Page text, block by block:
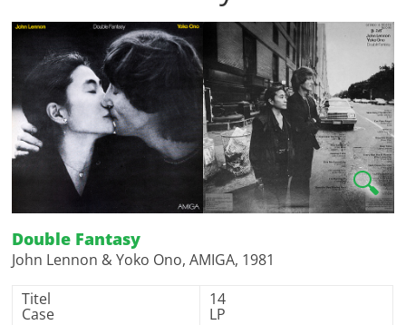
🔍
Double Fantasy
John Lennon & Yoko Ono, AMIGA, 1981
Titel
Case
14
LP